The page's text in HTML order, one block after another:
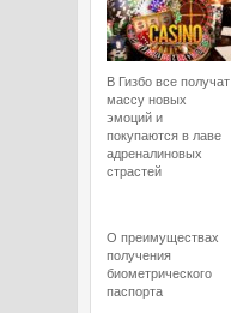
В Гизбо все получат
массу новых
эмоций и
покупаются в лаве
адреналиновых
страстей
О преимуществах
получения
биометрического
паспорта